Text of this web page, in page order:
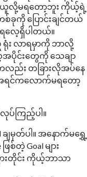
လို့မရတော့ဘူး ကိုယ့်ရဲ့
ခုကို ပြောင်းချင်တယ်
ရလေ့ရှိပါတယ်။
ရုံး လာရမှာကို ဘာလို့
ပိုင်းတွေကို သေချာ
ကလည်း တခြားလိုအပ်နေ
ရင်ကလောက်မရတော့
ပ်ကြည့်ပါ။
ချမှတ်ပါ။ အနောက်မရွှေ့
စ်တဲ့ Goal များ
ားတိုင်း ကိုယ့်ဘာသာ